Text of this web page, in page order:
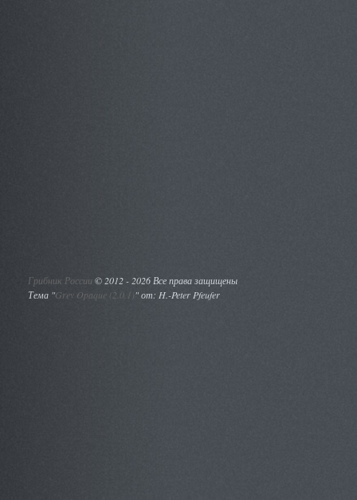
Грибник России ©2012 - 2026 Все права защищены
Тема "Grey Opaque (2.0.1)" от: H.-Peter Pfeufer